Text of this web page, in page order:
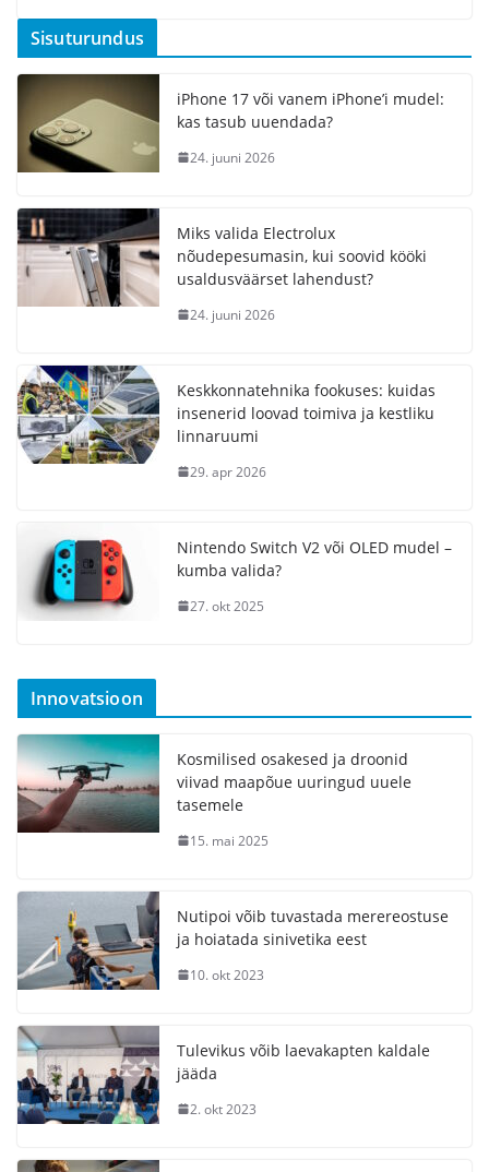
Sisuturundus
iPhone 17 või vanem iPhone’i mudel:
kas tasub uuendada?
24. juuni 2026
Miks valida Electrolux
nõudepesumasin, kui soovid kööki
usaldusväärset lahendust?
24. juuni 2026
Keskkonnatehnika fookuses: kuidas
insenerid loovad toimiva ja kestliku
linnaruumi
29. apr 2026
Nintendo Switch V2 või OLED mudel –
kumba valida?
27. okt 2025
Innovatsioon
Kosmilised osakesed ja droonid
viivad maapõue uuringud uuele
tasemele
15. mai 2025
Nutipoi võib tuvastada merereostuse
ja hoiatada sinivetika eest
10. okt 2023
Tulevikus võib laevakapten kaldale
jääda
2. okt 2023